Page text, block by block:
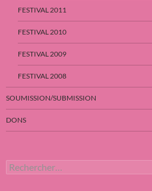
FESTIVAL 2011
FESTIVAL 2010
FESTIVAL 2009
FESTIVAL 2008
SOUMISSION/SUBMISSION
DONS
Rechercher :